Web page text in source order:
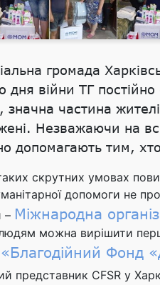
громада
дня війни ТГ
значна частина
Незважаючи на
допомагають тим,
скрутних умовах
допомоги не
– Міжнародна
можна вирішити
Фонд
представник CFSR у